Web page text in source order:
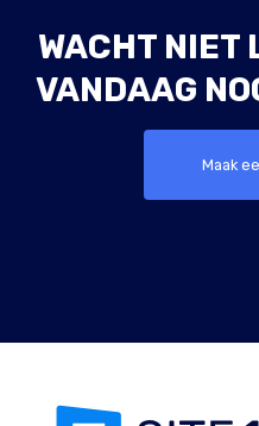
WACHT NIET
VANDAAG
Maak